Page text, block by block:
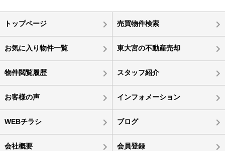
トップページ 売買物件検索
お気に入り物件一覧 東大宮の不動産売却
物件閲覧履歴 スタッフ紹介
お客様の声 インフォメーション
WEBチラシ ブログ
会社概要 会員登録